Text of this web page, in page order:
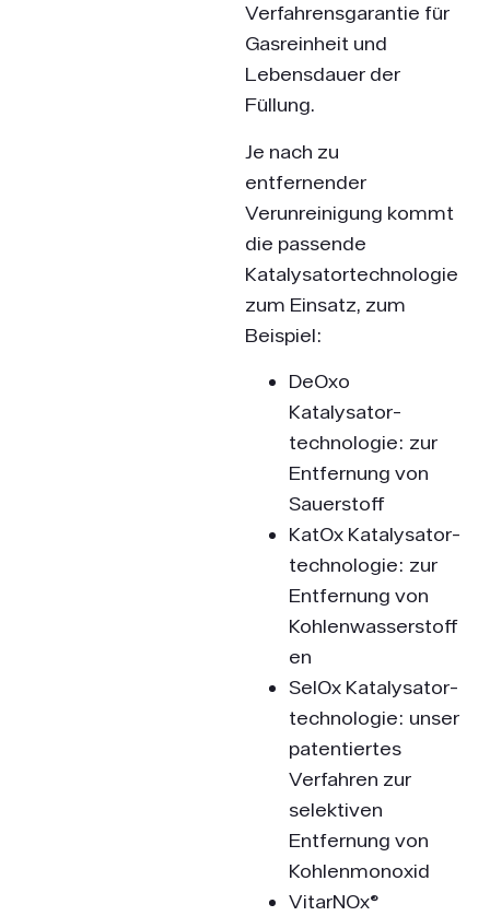
Verfahrensgarantie für
Gasreinheit und
Lebensdauer der
Füllung.
Je nach zu
entfernender
Verunreinigung kommt
die passende
Katalysatortechnologie
zum Einsatz, zum
Beispiel:
DeOxo
Katalysator­
technologie: zur
Entfernung von
Sauerstoff
KatOx Katalysator­
technologie: zur
Entfernung von
Kohlenwasserstoff
en
SelOx Katalysator­
technologie: unser
patentiertes
Verfahren zur
selektiven
Entfernung von
Kohlenmonoxid
VitarNOx®